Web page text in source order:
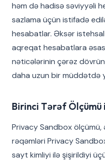
həm də hadisə səviyyəli
sazlama üçün istifadə
hesabatlar. Əksər
aqreqat hesabatlara
nəticələrinin çərəz
daha uzun bir müddətdə
Birinci Tərəf Ölçümü
Privacy Sandbox
rəqəmləri Privacy
sayt kimliyi ilə şişirildiyi